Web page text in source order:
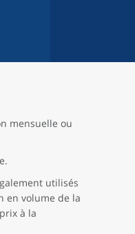
mensuelle ou
utilisés
en volume de la
à la